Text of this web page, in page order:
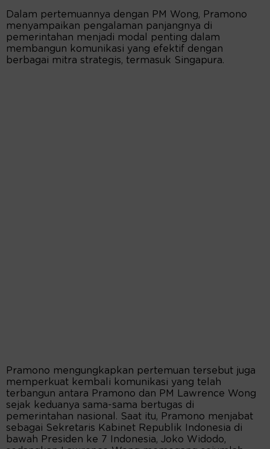
Dalam pertemuannya dengan PM Wong, Pramono
menyampaikan pengalaman panjangnya di
pemerintahan menjadi modal penting dalam
membangun komunikasi yang efektif dengan
berbagai mitra strategis, termasuk Singapura.
Pramono mengungkapkan pertemuan tersebut juga
memperkuat kembali komunikasi yang telah
terbangun antara Pramono dan PM Lawrence Wong
sejak keduanya sama-sama bertugas di
pemerintahan nasional. Saat itu, Pramono menjabat
sebagai Sekretaris Kabinet Republik Indonesia di
bawah Presiden ke 7 Indonesia, Joko Widodo,